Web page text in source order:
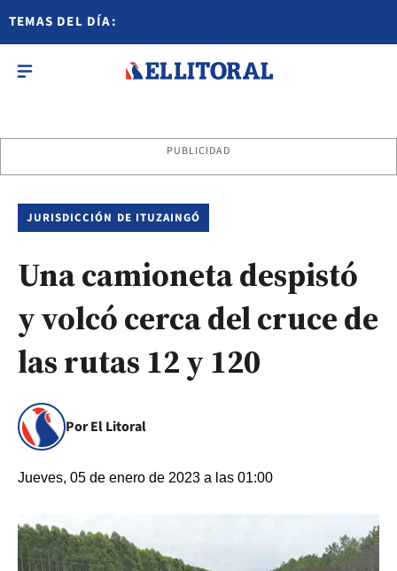
TEMAS DEL DÍA:
PUBLICIDAD
JURISDICCIÓN DE ITUZAINGÓ
Una camioneta despistó
y volcó cerca del cruce de
las rutas 12 y 120
Por El Litoral
Jueves, 05 de enero de 2023 a las 01:00